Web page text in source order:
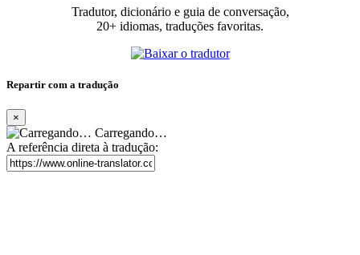
Tradutor, dicionário e guia de conversação,
20+ idiomas, traduções favoritas.
Repartir com a tradução
×
Carregando…
A referência direta à tradução: